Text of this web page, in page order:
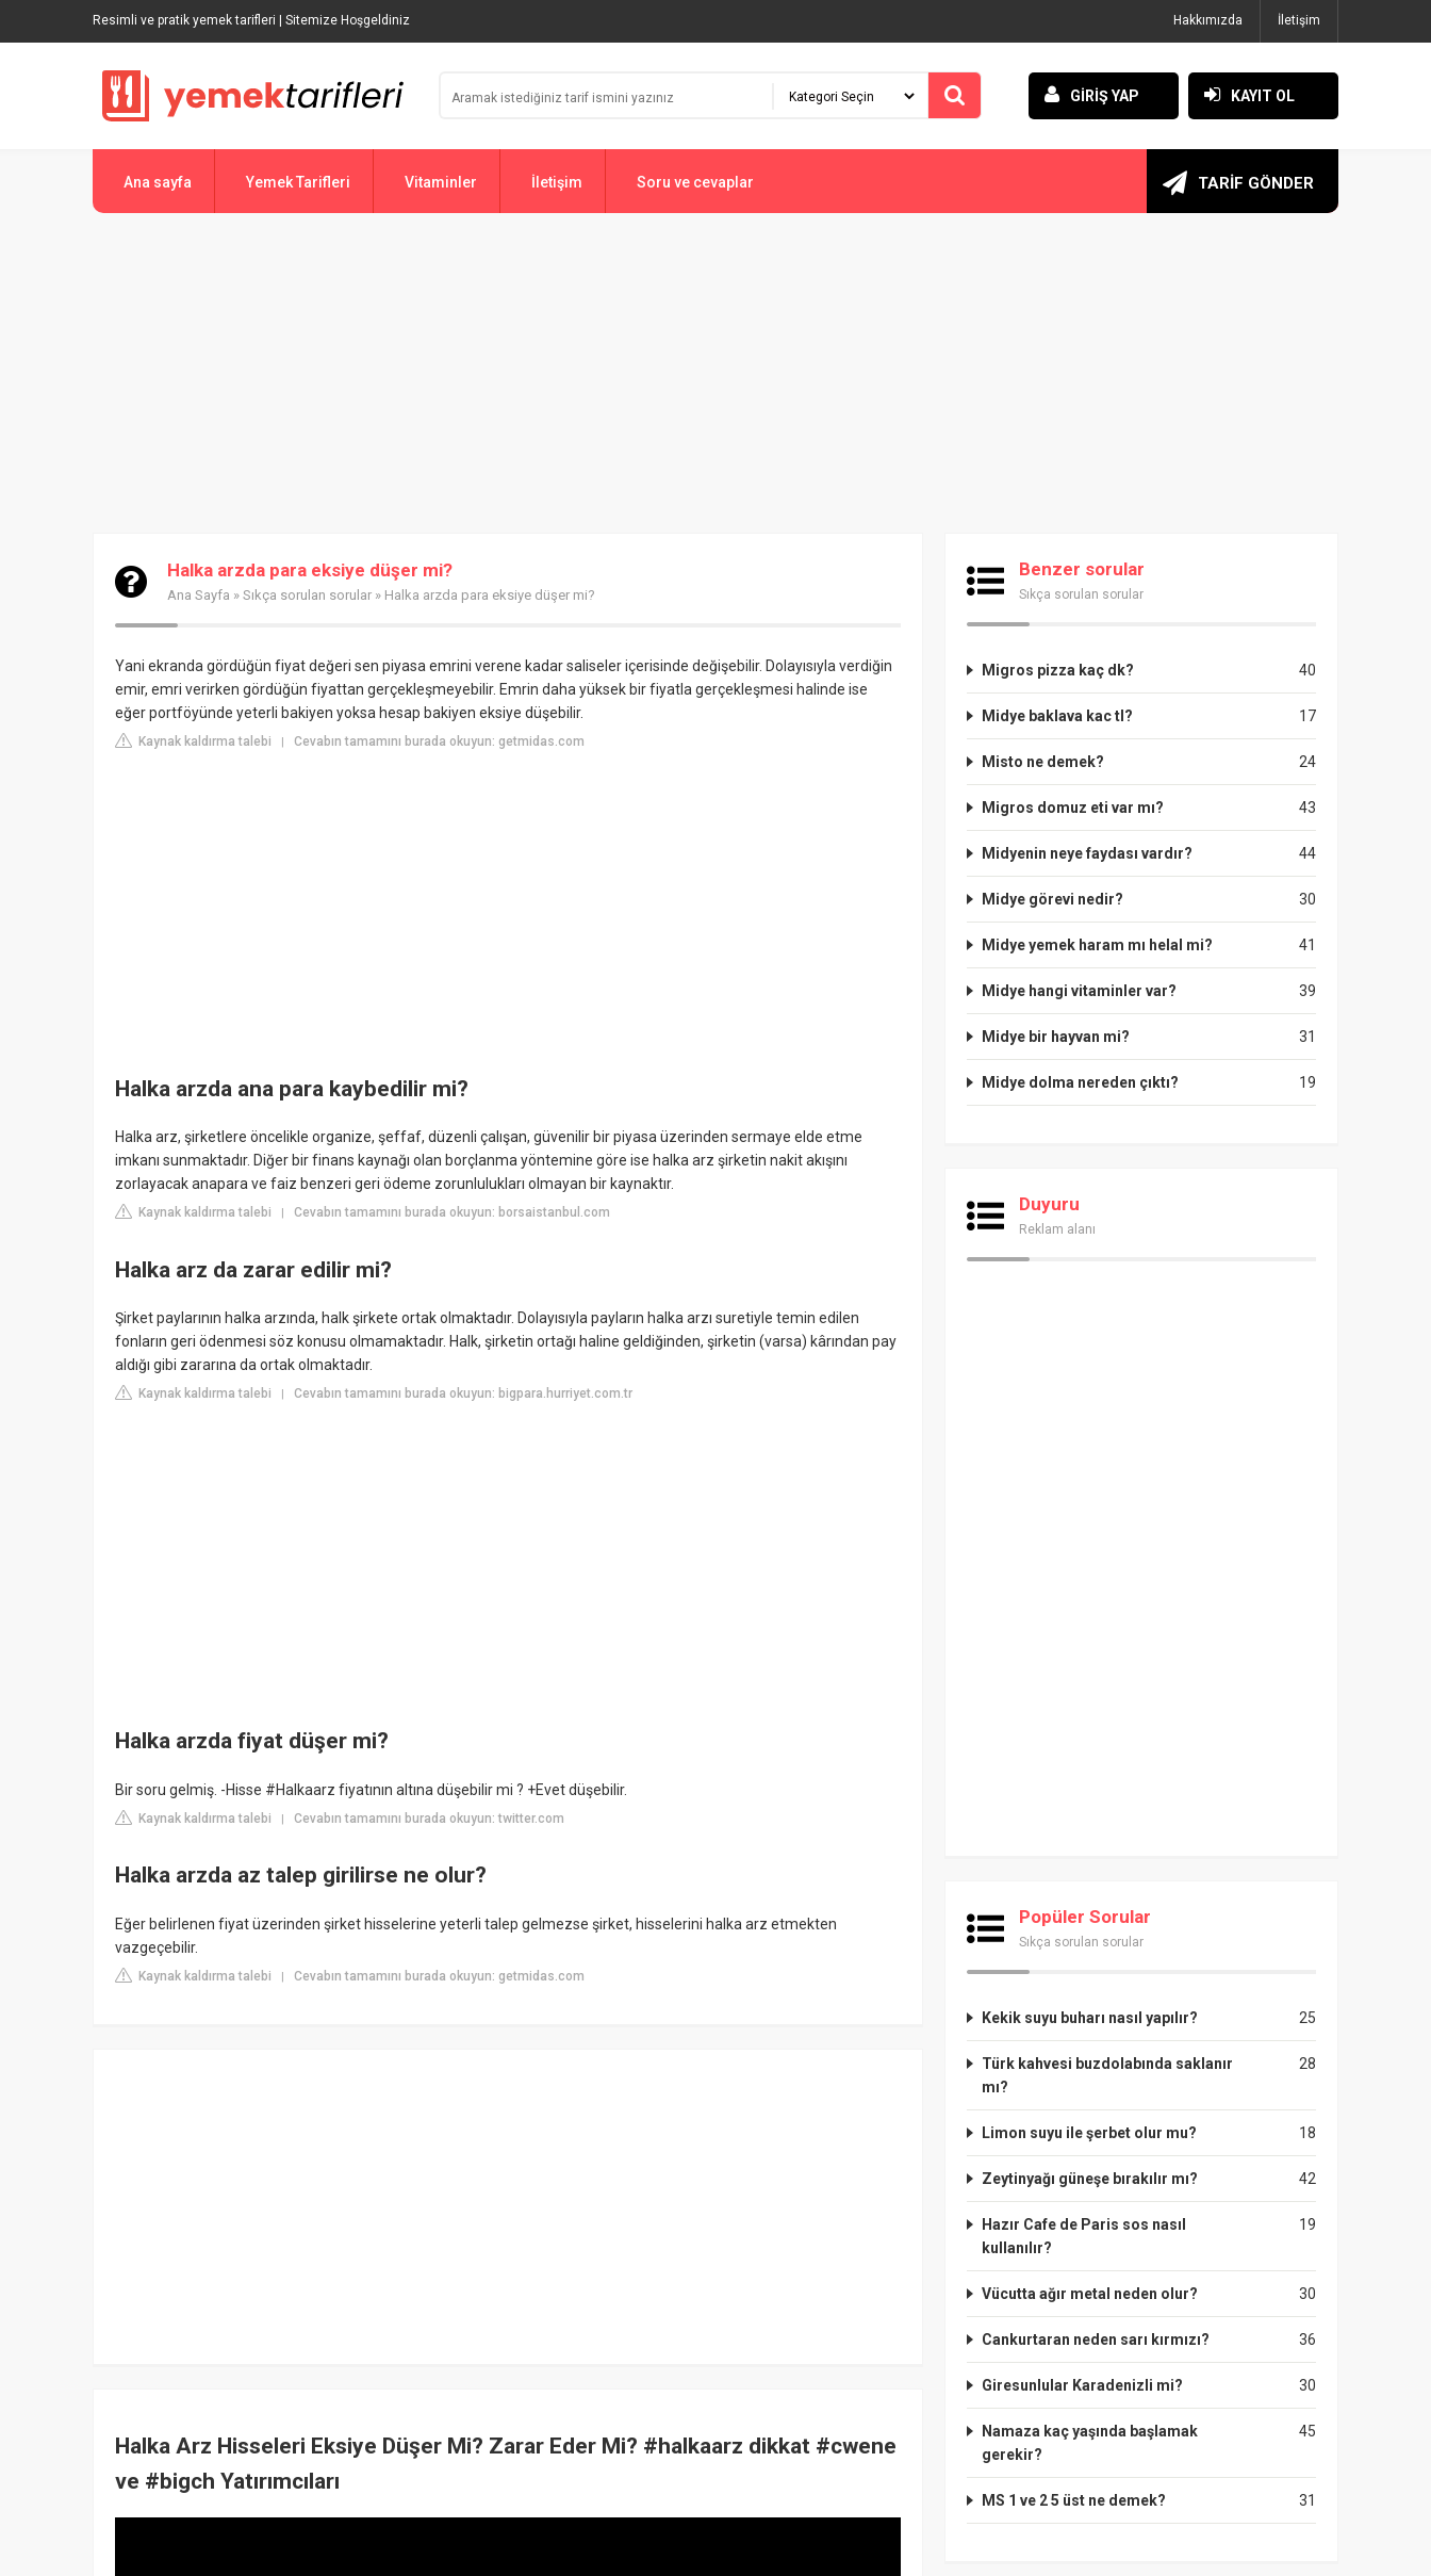
Resimli ve pratik yemek tarifleri | Sitemize Hoşgeldiniz Hakkımızda İletişim
GİRİŞ YAP KAYIT OL
Ana sayfa Yemek Tarifleri Vitaminler İletişim Soru ve cevaplar TARİF GÖNDER
Halka arzda para eksiye düşer mi?
Ana Sayfa » Sıkça sorulan sorular » Halka arzda para eksiye düşer mi?
Yani ekranda gördüğün fiyat değeri sen piyasa emrini verene kadar saliseler içerisinde değişebilir. Dolayısıyla verdiğin
emir, emri verirken gördüğün fiyattan gerçekleşmeyebilir. Emrin daha yüksek bir fiyatla gerçekleşmesi halinde ise
eğer portföyünde yeterli bakiyen yoksa hesap bakiyen eksiye düşebilir.
Kaynak kaldırma talebi | Cevabın tamamını burada okuyun: getmidas.com
Halka arzda ana para kaybedilir mi?
Halka arz, şirketlere öncelikle organize, şeffaf, düzenli çalışan, güvenilir bir piyasa üzerinden sermaye elde etme
imkanı sunmaktadır. Diğer bir finans kaynağı olan borçlanma yöntemine göre ise halka arz şirketin nakit akışını
zorlayacak anapara ve faiz benzeri geri ödeme zorunlulukları olmayan bir kaynaktır.
Kaynak kaldırma talebi Cevabın tamamını burada okuyun: borsaistanbul.com
Halka arz da zarar edilir mi?
Şirket paylarının halka arzında, halk şirkete ortak olmaktadır. Dolayısıyla payların halka arzı suretiyle temin edilen
fonların geri ödenmesi söz konusu olmamaktadır. Halk, şirketin ortağı haline geldiğinden, şirketin (varsa) kârından pay
aldığı gibi zararına da ortak olmaktadır.
Kaynak kaldırma talebi Cevabın tamamını burada okuyun: bigpara.hurriyet.com.tr
Halka arzda fiyat düşer mi?
Bir soru gelmiş. -Hisse #Halkaarz fiyatının altına düşebilir mi ? +Evet düşebilir.
Kaynak kaldırma talebi | Cevabın tamamını burada okuyun: twitter.com
Halka arzda az talep girilirse ne olur?
Eğer belirlenen fiyat üzerinden şirket hisselerine yeterli talep gelmezse şirket, hisselerini halka arz etmekten
vazgeçebilir.
Kaynak kaldırma talebi | Cevabın tamamını burada okuyun: getmidas.com
Halka Arz Hisseleri Eksiye Düşer Mi? Zarar Eder Mi? #halkaarz dikkat #cwene
ve #bigch Yatırımcıları
Benzer sorular
Sıkça sorulan sorular
40
Migros pizza kaç dk?
17
Midye baklava kac tl?
24
Misto ne demek?
43
Migros domuz eti var mı?
44
Midyenin neye faydası vardır?
30
Midye görevi nedir?
41
Midye yemek haram mı helal mi?
39
Midye hangi vitaminler var?
31
Midye bir hayvan mi?
19
Midye dolma nereden çıktı?
Duyuru
Reklam alanı
Popüler Sorular
Sıkça sorulan sorular
25
Kekik suyu buharı nasıl yapılır?
28
Türk kahvesi buzdolabında saklanır
mı?
18
Limon suyu ile şerbet olur mu?
42
Zeytinyağı güneşe bırakılır mı?
19
Hazır Cafe de Paris sos nasıl
kullanılır?
30
Vücutta ağır metal neden olur?
36
Cankurtaran neden sarı kırmızı?
30
Giresunlular Karadenizli mi?
45
Namaza kaç yaşında başlamak
gerekir?
31
MS 1 ve 2 5 üst ne demek?